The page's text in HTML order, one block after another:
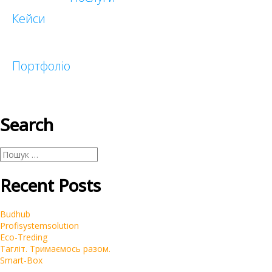
Кейси
Портфоліо
Малий бізнес
Search
Пошук:
Recent Posts
Budhub
Profisystemsolution
Eco-Treding
Тагліт. Тримаємось разом.
Smart-Box